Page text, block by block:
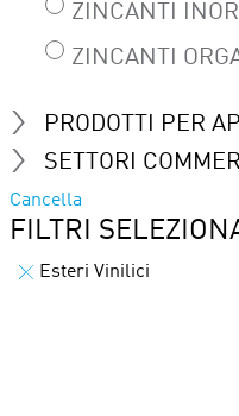
ZINCANTI
ZINCANTI
PRODOTTI PER
SETTORI
Cancella
FILTRI
Esteri Vinilici